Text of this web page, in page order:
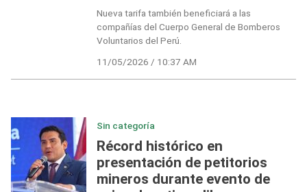
Nueva tarifa también beneficiará a las
compañías del Cuerpo General de Bomberos
Voluntarios del Perú.
11/05/2026 / 10:37 AM
Sin categoría
Récord histórico en
presentación de petitorios
mineros durante evento de